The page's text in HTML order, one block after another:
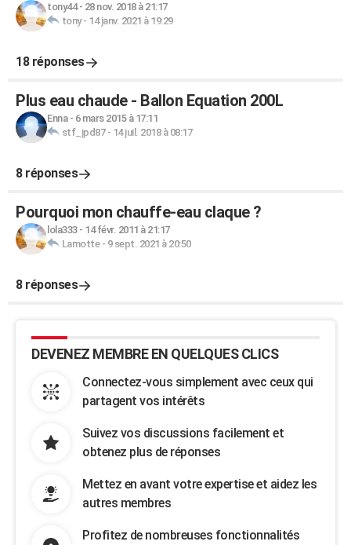
tony44- 28 nov. 2018 à 21:17
tony- 14 janv. 2021 à 19:29
18 réponses
Plus eau chaude - Ballon Equation 200L
Enna- 6 mars 2015 à 17:11
stf_jpd87- 14 juil. 2018 à 08:17
8 réponses
Pourquoi mon chauffe-eau claque ?
lola333- 14 févr. 2011 à 21:17
Lamotte- 9 sept. 2021 à 20:50
8 réponses
DEVENEZ MEMBRE EN QUELQUES CLICS
Connectez-vous simplement avec ceux qui
partagent vos intérêts
Suivez vos discussions facilement et
obtenez plus de réponses
Mettez en avant votre expertise et aidez les
autres membres
Profitez de nombreuses fonctionnalités